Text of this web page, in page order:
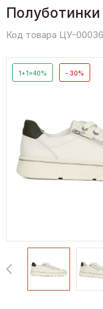
Код товара ЦУ-
1+1=40% - 30%